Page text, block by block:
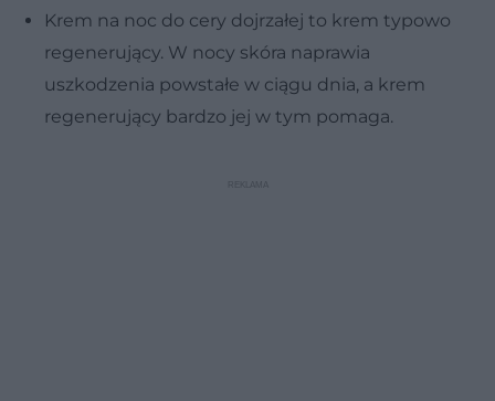
Krem na noc do cery dojrzałej to krem typowo
regenerujący. W nocy skóra naprawia
uszkodzenia powstałe w ciągu dnia, a krem
regenerujący bardzo jej w tym pomaga.